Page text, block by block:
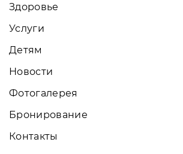
Здоровье
Услуги
Детям
Новости
Фотогалерея
Бронирование
Контакты